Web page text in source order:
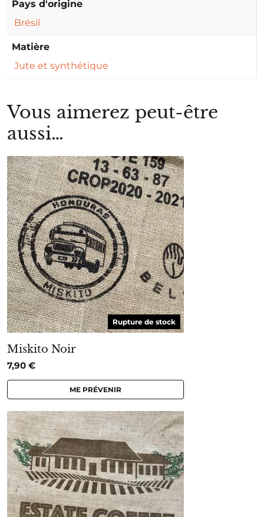
Pays d'origine
Brésil
Matière
Jute et synthétique
Vous aimerez peut-être
aussi…
Rupture de stock
Miskito Noir
7,90 €
ME PRÉVENIR